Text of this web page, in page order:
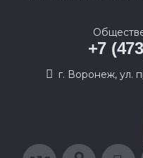
+7
г. Воронеж, ул.